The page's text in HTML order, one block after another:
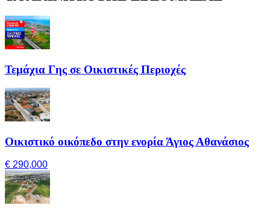
Τεμάχια Γης σε Οικιστικές Περιοχές
Οικιστικό οικόπεδο στην ενορία Άγιος Αθανάσιος
€ 290,000